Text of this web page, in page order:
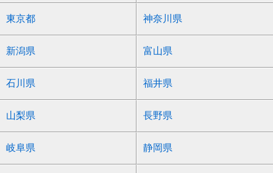
東京都 神奈川県
新潟県 富山県
石川県 福井県
山梨県 長野県
岐阜県 静岡県